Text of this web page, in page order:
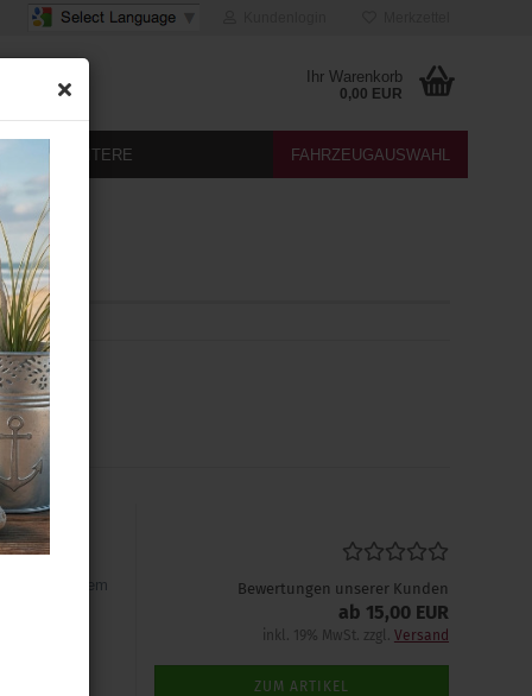
Ihr Warenkorb
0,00 EUR
FAHRZEUGAUSWAHL
WEITERE
GRA
in einem
Bewertungen unserer Kunden
ab 15,00 EUR
inkl. 19% MwSt. zzgl. Versand
ZUM ARTIKEL